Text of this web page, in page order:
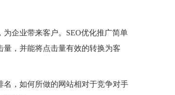
企业带来客户。SEO优化推广简单
，并能将点击量有效的转换为客
，如何所做的网站相对于竞争对手